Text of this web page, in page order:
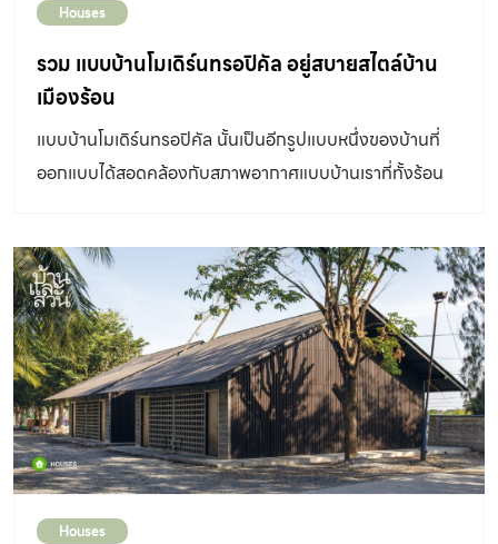
แบบก่อสร้าง แบบก่อสร้าง เป็นเอกสารหรือแบบที่แสดงข้อมูล
ในการก่อสร้างเป็นลายเส้น รูปภาพ สัญลักษณ์ และข้อความ
ซึ่งออกแบบโดยสถาปนิกและวิศวกร เพื่อสื่อสารให้ผู้รับเหมา
สามารถก่อสร้างอาคารได้ถูกต้องตามแบบ ประกอบด้วยแบบ
4 ส่วนหลัก คือ แบบสถาปัตยกรรม แสดงรายละเอียดของ
ส่วนประกอบอาคารและพื้นที่โดยรอบ เพื่อบอกรูปร่าง ระยะ
ด้าน รูปตัด และแบบขยายอื่นๆ เช่น ห้องน้ำ ประตูหน้าต่าง
บันได จัดทำโดยสถาปนิก แบบโครงสร้าง แสดงรายละเอียด
ของโครงสร้างอาคาร ซึ่งเป็นความแข็งแรงและปลอดภัยของ
อาคาร ประกอบด้วยผังฐานราก ผังเสา ผังคาน ผังพื้น […]
Houses
รวม แบบบ้านโมเดิร์นทรอปิคัล อยู่สบายสไตล์บ้าน
เมืองร้อน
แบบบ้านโมเดิร์นทรอปิคัล นั้นเป็นอีกรูปแบบหนึ่งของบ้านที่
ออกแบบได้สอดคล้องกับสภาพอากาศแบบบ้านเราที่ทั้งร้อน
Houses